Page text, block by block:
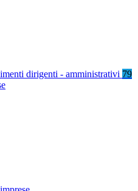
dirigenti - amministrativi 79